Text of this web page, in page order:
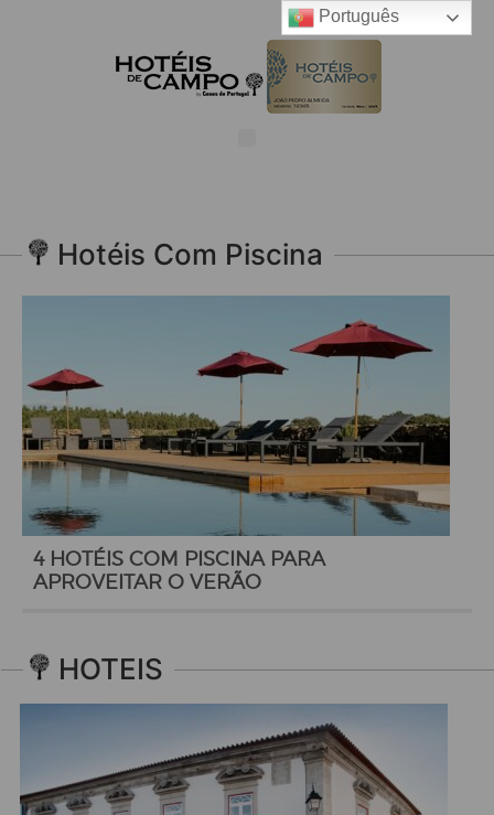
Hotéis Com Piscina
4 HOTÉIS COM PISCINA PARA
APROVEITAR O VERÃO
HOTEIS
Português